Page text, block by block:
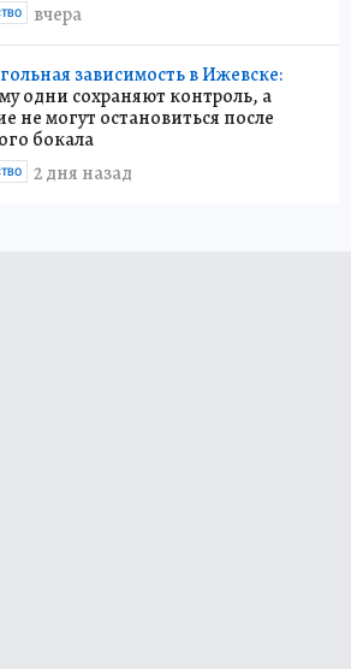
вчера
зависимость в Ижевске:
одни сохраняют контроль, а
не могут остановиться после
бокала
2 дня назад